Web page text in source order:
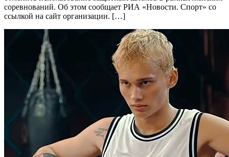
соревнований. Об этом сообщает РИА «Новости. Спорт» со
ссылкой на сайт организации. […]